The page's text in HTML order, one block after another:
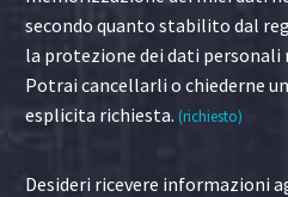
secondo quanto stabilito dal
la protezione dei dati personali
Potrai cancellarli o chiederne
esplicita richiesta. (richiesto)
Desideri ricevere informazioni